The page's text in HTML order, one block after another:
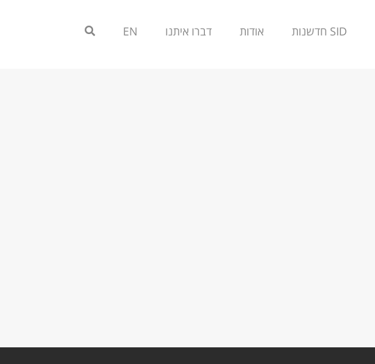
SID חדשנות אודות דברו איתנו EN